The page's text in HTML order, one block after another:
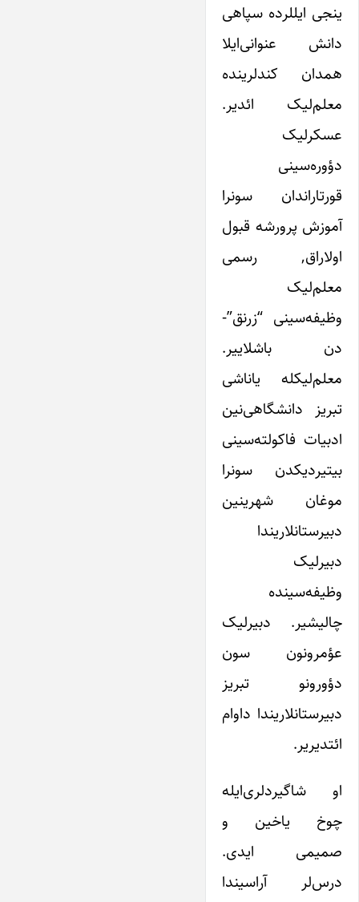
ینجی ایللرده سپاهی
دانش عنوانی‌ایلا
همدان کندلرینده
معلم‌لیک ائدیر.
عسکرلیک
دؤوره‌سینی
قورتاراندان سونرا
آموزش پرورشه قبول
اولاراق, رسمی
معلم‌لیک
وظیفه‌سینی “زرنق”-
دن باشلاییر.
معلم‌لیکله یاناشی
تبریز دانشگاهی‌نین
ادبیات فاکولته‌سینی
بیتیردیکدن سونرا
موغان شهرینین
دبیرستانلاریندا
دبیرلیک
وظیفه‌سینده
چالیشیر. دبیرلیک
عؤمرونون سون
دؤورونو تبریز
دبیرستانلاریندا داوام
ائتدیریر.
او شاگیردلری‌ایله
چوخ یاخین و
صمیمی ایدی.
درس‌لر آراسیندا